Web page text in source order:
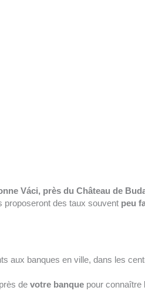
Váci, près du Château de
proposeront des taux souvent peu
aux banques en ville, dans les
de votre banque pour connaître